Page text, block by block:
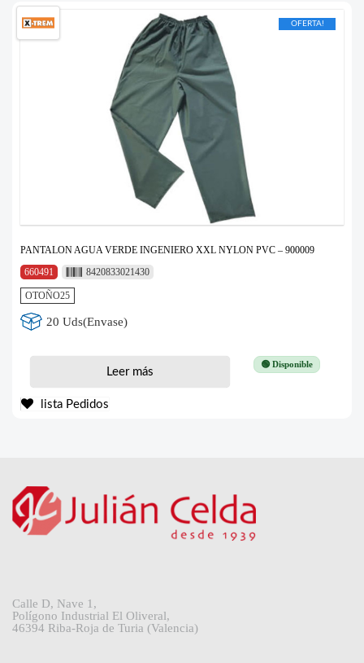
OFERTA!
PANTALON AGUA VERDE INGENIERO XXL NYLON PVC – 900009
660491
8420833021430
OTOÑO25
20 Uds(Envase)
🟢 Disponible
Leer más
lista Pedidos
Calle D, Nave 1,
Polígono Industrial El Oliveral,
46394 Riba-Roja de Turia (Valencia)